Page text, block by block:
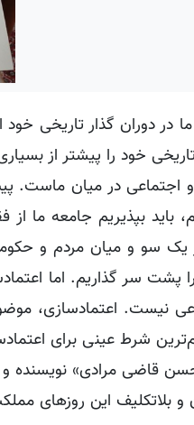
در دوران گذار تاریخی
خود را پیشتر از
در میان ماست.
باید بپذیریم جامعه ما
سو و میان مردم و
پشت سر گذاریم. اما
نیست. اعتمادسازی،
شرط عینی برای
بلاتکلیف این روزهای